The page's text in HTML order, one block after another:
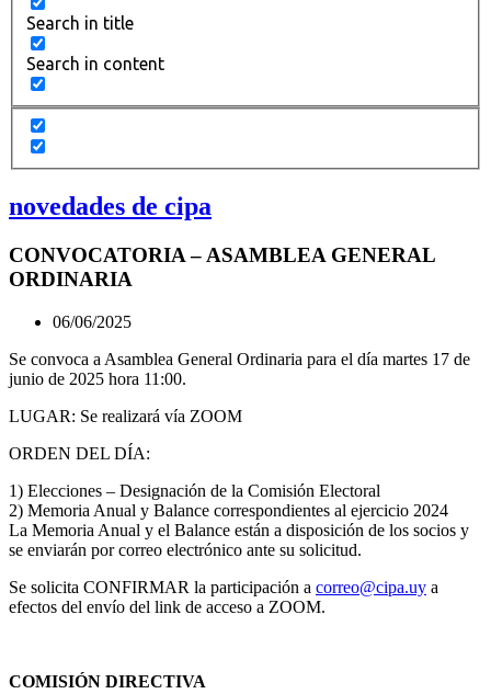
Search in title
Search in content
novedades de cipa
CONVOCATORIA – ASAMBLEA GENERAL
ORDINARIA
06/06/2025
Se convoca a Asamblea General Ordinaria para el día martes 17 de
junio de 2025 hora 11:00.
LUGAR: Se realizará vía ZOOM
ORDEN DEL DÍA:
1) Elecciones – Designación de la Comisión Electoral
2) Memoria Anual y Balance correspondientes al ejercicio 2024
La Memoria Anual y el Balance están a disposición de los socios y
se enviarán por correo electrónico ante su solicitud.
Se solicita CONFIRMAR la participación a correo@cipa.uy a
efectos del envío del link de acceso a ZOOM.
COMISIÓN DIRECTIVA